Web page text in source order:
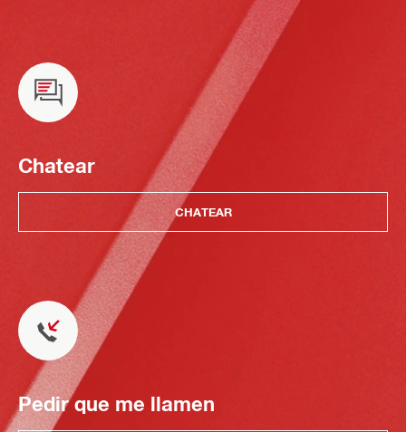
Chatear
CHATEAR
Pedir que me llamen